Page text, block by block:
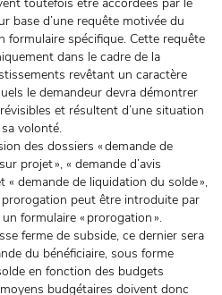
base d’une requête motivée du
formulaire spécifique. Cette requête
dans le cadre de la
revêtant un caractère
le demandeur devra démontrer
et résultent d’une situation
volonté.
des dossiers « demande de
projet », « demande d’avis
« demande de liquidation du solde »,
prorogation peut être introduite par
formulaire « prorogation ».
ferme de subside, ce dernier sera
du bénéficiaire, sous forme
en fonction des budgets
budgétaires doivent donc